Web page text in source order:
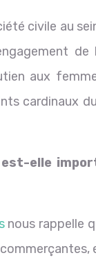
civile au
de
aux
cardinaux
elle
nous rappelle